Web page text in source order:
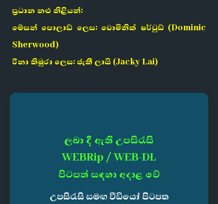
ප්‍රධාන නළු නිළියන්:
මේසන් පොලාඩ් ලෙස: ඩොමිනික් ෂර්වුඩ් (Dominic
Sherwood)
රීනා කිමුරා ලෙස: ජැකී ලායි (Jacky Lai)
ලබා දී ඇති උපසිරැසි
WEBRip / WEB-DL
පිටපත් සඳහා අදාළ වේ
උපසිරැසි සමඟ වීඩියෝ පිටපත